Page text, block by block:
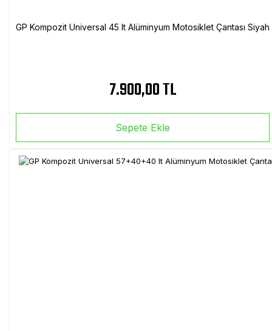
GP Kompozit Universal 45 lt Alüminyum Motosiklet Çantası Siyah
7.900,00 TL
Sepete Ekle